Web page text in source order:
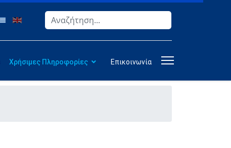
Αναζήτηση
Χρήσιμες Πληροφορίες Επικοινωνία